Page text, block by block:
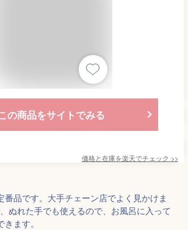
の商品をサイトでみる
価格と在庫を楽天でチェック >>
番品です。大手チェーン店でよく見かけま
ぬれた手でも使えるので、お風呂に入って
ます。